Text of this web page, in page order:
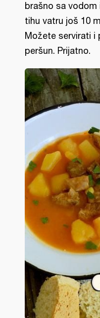
brašno sa
tihu vatru još 10
Možete servirati i
peršun. Prijatno.